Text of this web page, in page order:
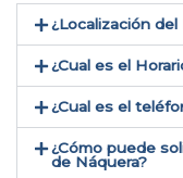
¿Localización
¿Cual es el
¿Cual es el
¿Cómo puede
de Náquera​?